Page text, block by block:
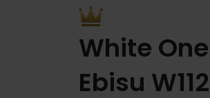
White
Ebisu